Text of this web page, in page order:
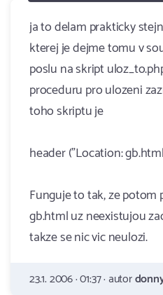
ja to delam prakticky
kterej je dejme tomu v
poslu na skript
proceduru pro ulozeni
toho skriptu je
header ("Location:
Funguje to tak, ze
gb.html uz neexistujou
takze se nic vic neulozi.
23.1. 2006 · 01:37 · autor